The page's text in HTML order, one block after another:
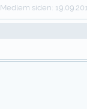
Medlem siden: